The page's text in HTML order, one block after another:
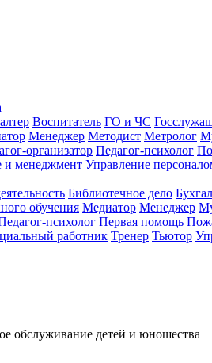
Воспитатель ГО и ЧС
Менеджер Методист Метролог
организатор Педагог-психолог
и менеджмент Управление
Библиотечное дело
обучения Медиатор Менеджер
психолог Первая помощь
работник Тренер Тьютор
обслуживание детей и юношества